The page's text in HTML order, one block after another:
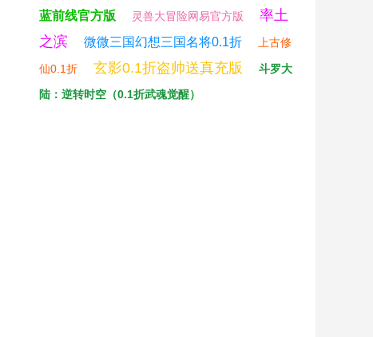
蓝前线官方版
灵兽大冒险网易官方版
率土
之滨
微微三国幻想三国名将0.1折 上古修
仙0.1折 玄影0.1折盗帅送真充版
斗罗大
陆：逆转时空（0.1折武魂觉醒）